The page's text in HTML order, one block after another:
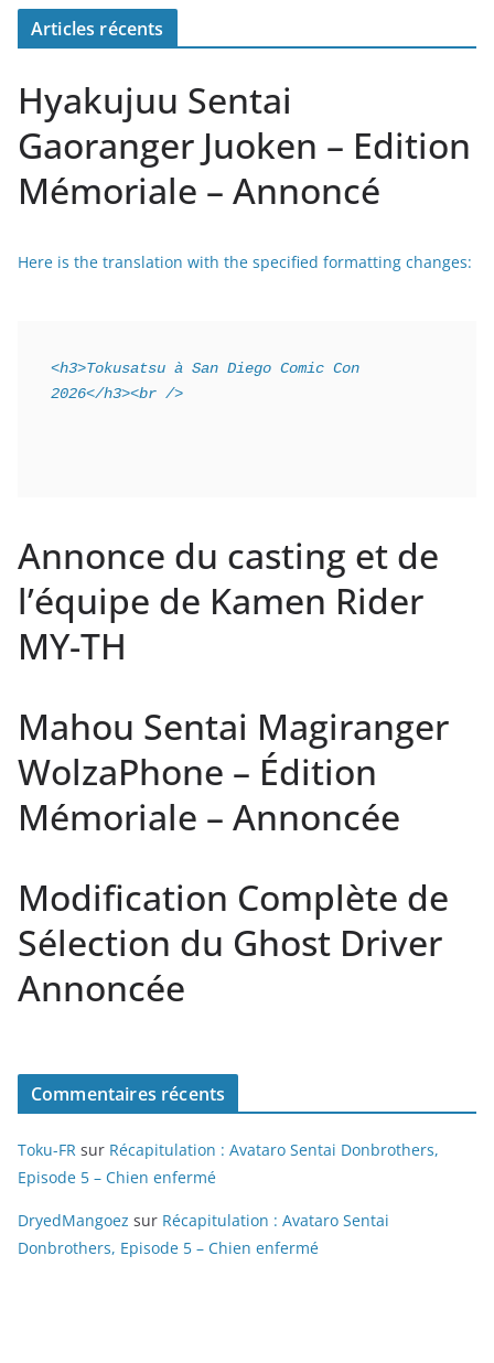
Articles récents
Hyakujuu Sentai
Gaoranger Juoken – Edition
Mémoriale – Annoncé
Here is the translation with the specified formatting changes:
<h3>Tokusatsu à San Diego Comic Con
2026</h3><br />
Annonce du casting et de
l’équipe de Kamen Rider
MY-TH
Mahou Sentai Magiranger
WolzaPhone – Édition
Mémoriale – Annoncée
Modification Complète de
Sélection du Ghost Driver
Annoncée
Commentaires récents
Toku-FR sur Récapitulation : Avataro Sentai Donbrothers,
Episode 5 – Chien enfermé
DryedMangoez sur Récapitulation : Avataro Sentai
Donbrothers, Episode 5 – Chien enfermé